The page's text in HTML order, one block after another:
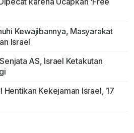
Kewajibannya, Masyarakat
Israel
AS, Israel Ketakutan
Hentikan Kekejaman Israel, 17